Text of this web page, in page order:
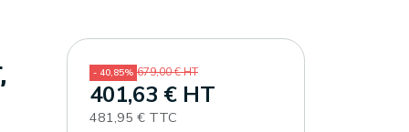
- 40,85% 679,00 € HT
401,63 € HT
481,95 € TTC